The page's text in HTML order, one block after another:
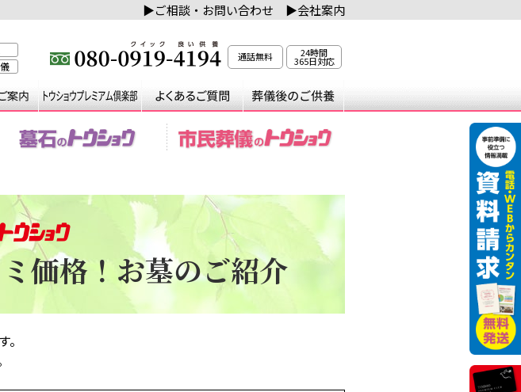
▶︎ご相談・お問い合わせ ▶︎会社案内
通話無料 24時間
365日対応
て もしもの時の流れ イベントのご案内 トウショウプレミアム倶楽部
価格！ お墓のご紹介